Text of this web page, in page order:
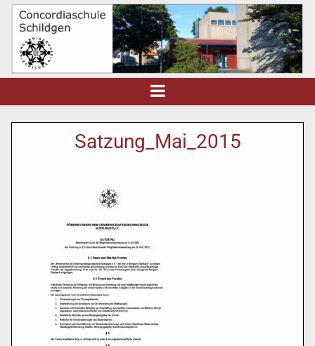
Satzung_Mai_2015